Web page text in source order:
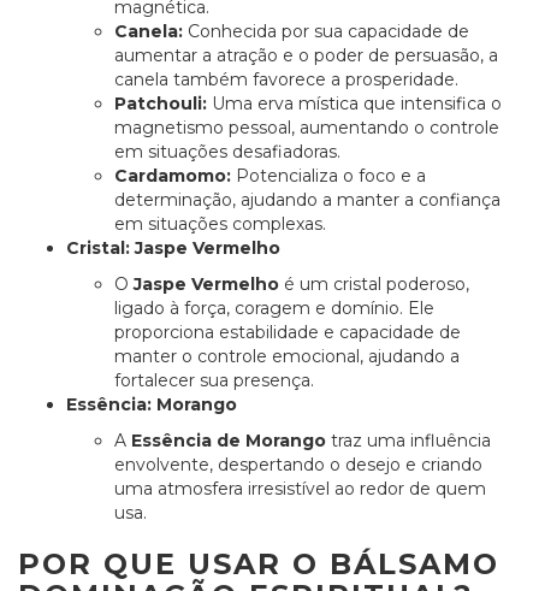
magnética.
Canela: Conhecida por sua capacidade de
aumentar a atração e o poder de persuasão, a
canela também favorece a prosperidade.
Patchouli: Uma erva mística que intensifica o
magnetismo pessoal, aumentando o controle
em situações desafiadoras.
Cardamomo: Potencializa o foco e a
determinação, ajudando a manter a confiança
em situações complexas.
Cristal: Jaspe Vermelho
OJaspe Vermelho é um cristal poderoso,
ligado à força, coragem e domínio. Ele
proporciona estabilidade e capacidade de
manter o controle emocional, ajudando a
fortalecer sua presença.
Essência: Morango
A Essência de Morango traz uma influência
envolvente, despertando o desejo e criando
uma atmosfera irresistível ao redor de quem
usa.
POR QUE USAR O BÁLSAMO